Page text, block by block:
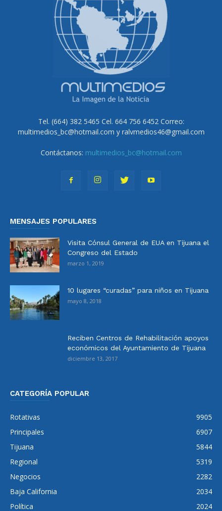
Tel. (664) 382 5465 Cel. 664 756 6452 Correo:
multimedios_bc@hotmail.com y ralvmedios46@gmail.com
Contáctanos: multimedios_bc@hotmail.com
MENSAJES POPULARES
Visita Cónsul General de EUA en Tijuana el
Congreso del Estado
marzo 1, 2019
10 lugares “curadas” para niños en Tijuana
mayo 8, 2018
Reciben Centros de Rehabilitación apoyos
económicos del Ayuntamiento de Tijuana
diciembre 13, 2017
CATEGORÍA POPULAR
Rotativas
9905
Principales
6907
Tijuana
5844
Regional
5319
Negocios
2282
Baja California
2034
Política
2024